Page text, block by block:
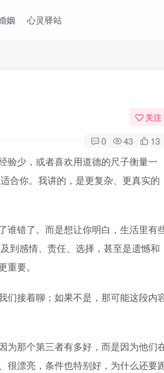
姻 心灵驿站
关注
0 43 13
少，或者喜欢用道德的尺子衡量一
合你。我讲的，是更复杂、更真实的
错了。而是想让你明白，生活里有
到感情、责任、选择，甚至是遗憾和
要。
接着聊；如果不是，那可能这段内
那个第三者有多好，而是因为他们
很漂亮，条件也特别好，为什么还要